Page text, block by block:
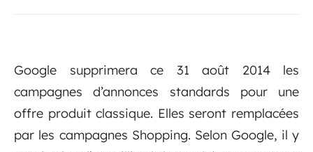
Google supprimera ce 31 août 2014 les
campagnes d’annonces standards pour une
offre produit classique. Elles seront remplacées
par les campagnes Shopping. Selon Google, il y